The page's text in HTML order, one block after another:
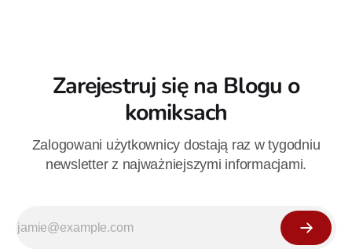
Zarejestruj się na Blogu o
komiksach
Zalogowani użytkownicy dostają raz w tygodniu
newsletter z najważniejszymi informacjami.